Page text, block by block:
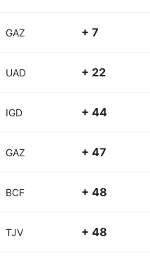
GAZ + 7
UAD + 22
IGD + 44
GAZ + 47
BCF + 48
TJV + 48